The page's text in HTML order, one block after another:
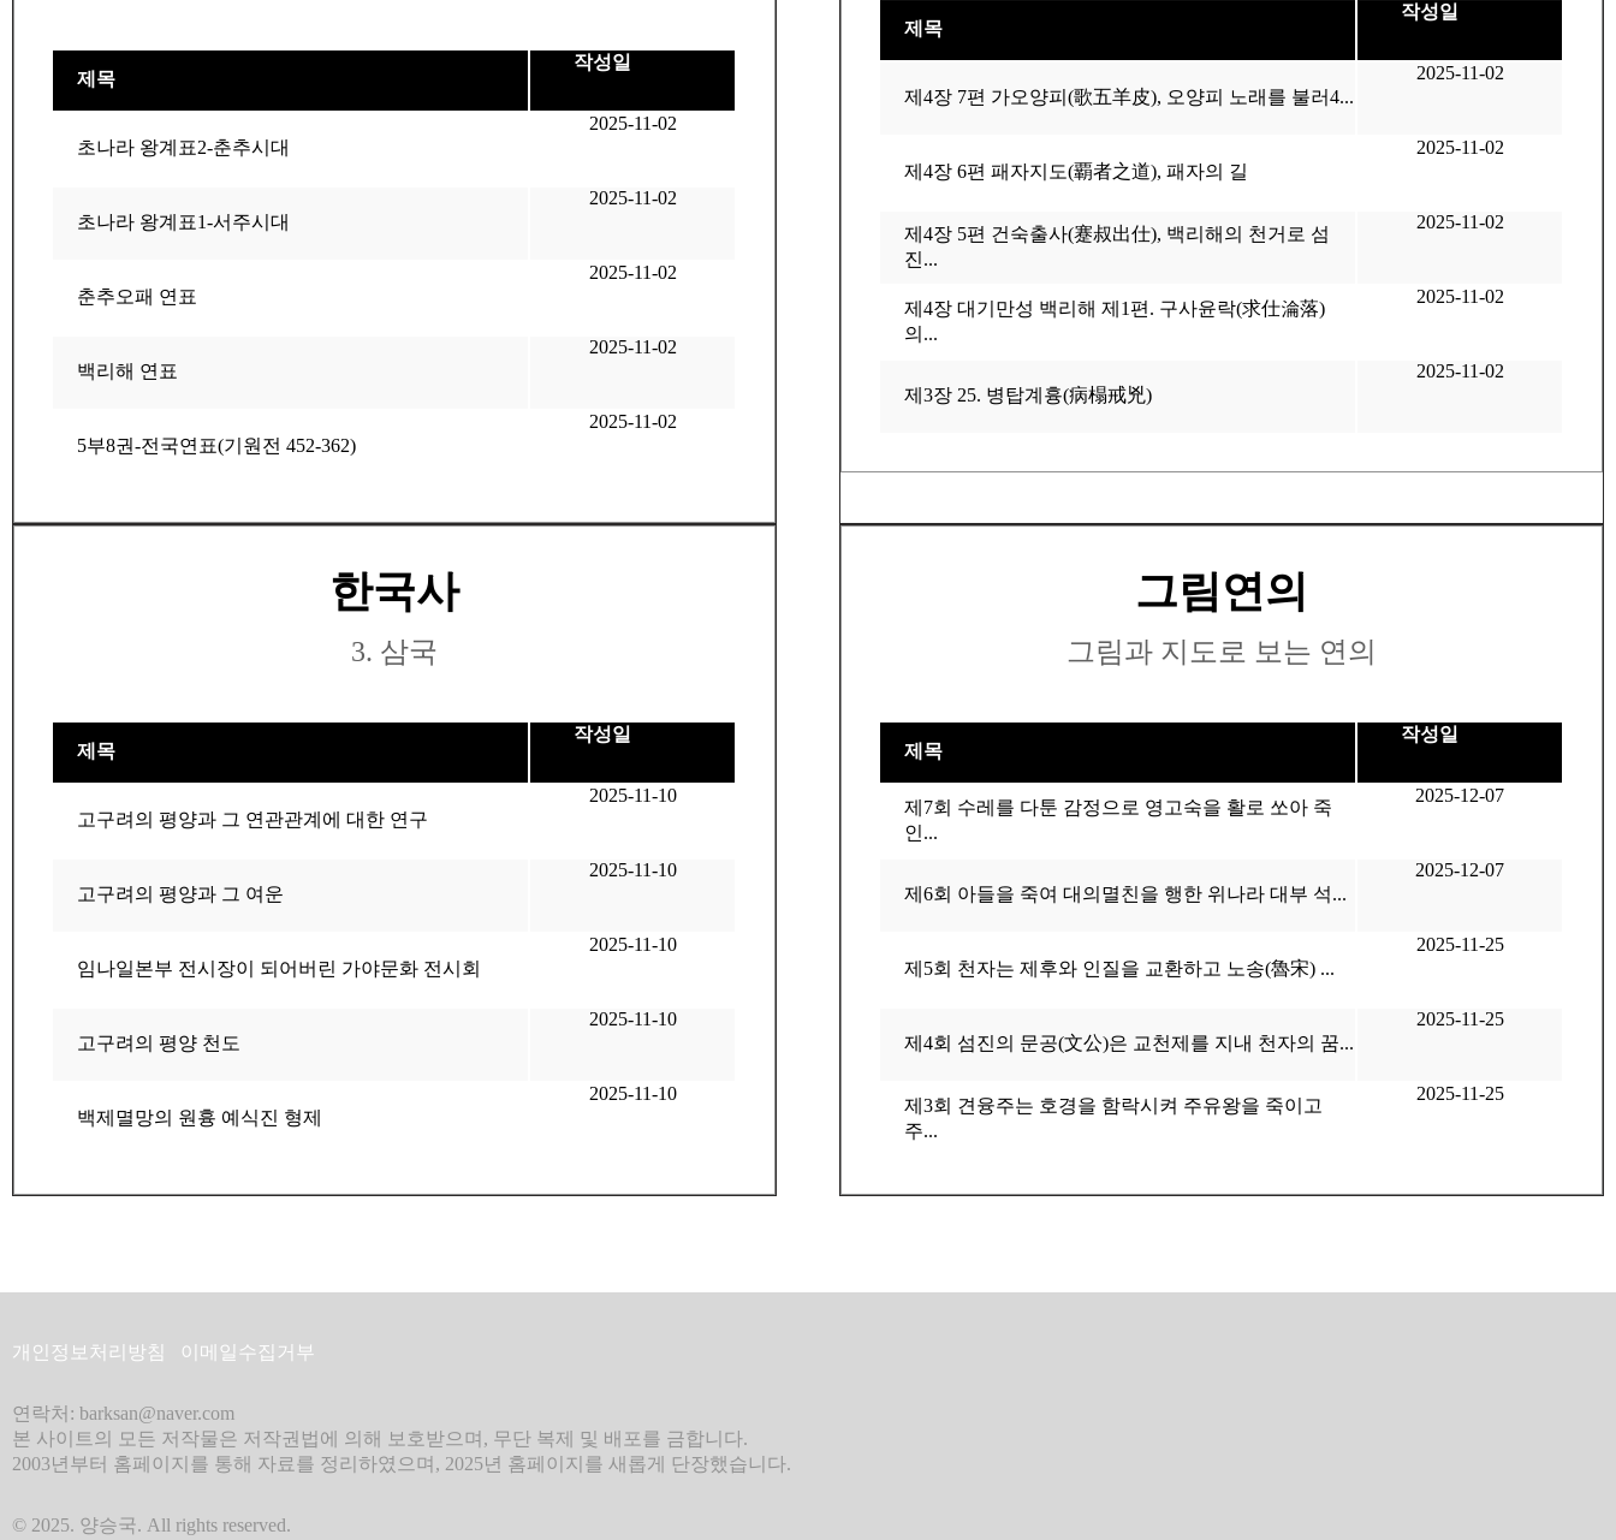
제목
작성일
초나라 왕계표2-춘추시대
2025-11-02
초나라 왕계표1-서주시대
2025-11-02
춘추오패 연표
2025-11-02
백리해 연표
2025-11-02
5부8권-전국연표(기원전 452-362)
2025-11-02
제목
작성일
제4장 7편 가오양피(歌五羊皮), 오양피 노래를 불러4...
2025-11-02
제4장 6편 패자지도(覇者之道), 패자의 길
2025-11-02
제4장 5편 건숙출사(蹇叔出仕), 백리해의 천거로 섬
진...
2025-11-02
제4장 대기만성 백리해 제1편. 구사윤락(求仕淪落)
의...
2025-11-02
제3장 25. 병탑계흉(病榻戒兇)
2025-11-02
한국사
3. 삼국
제목
작성일
고구려의 평양과 그 연관관계에 대한 연구
2025-11-10
고구려의 평양과 그 여운
2025-11-10
임나일본부 전시장이 되어버린 가야문화 전시회
2025-11-10
고구려의 평양 천도
2025-11-10
백제멸망의 원흉 예식진 형제
2025-11-10
그림연의
그림과 지도로 보는 연의
제목
작성일
제7회 수레를 다툰 감정으로 영고숙을 활로 쏘아 죽
인...
2025-12-07
제6회 아들을 죽여 대의멸친을 행한 위나라 대부 석...
2025-12-07
제5회 천자는 제후와 인질을 교환하고 노송(魯宋) ...
2025-11-25
제4회 섬진의 문공(文公)은 교천제를 지내 천자의 꿈...
2025-11-25
제3회 견융주는 호경을 함락시켜 주유왕을 죽이고
주...
2025-11-25
개인정보처리방침 이메일수집거부
연락처: barksan@naver.com
본 사이트의 모든 저작물은 저작권법에 의해 보호받으며, 무단 복제 및 배포를 금합니다.
2003년부터 홈페이지를 통해 자료를 정리하였으며, 2025년 홈페이지를 새롭게 단장했습니다.
© 2025. 양승국. All rights reserved.